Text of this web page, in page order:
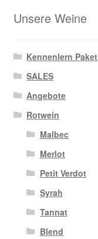
Unsere Weine
Kennenlern Paket
SALES
Angebote
Rotwein
Malbec
Merlot
Petit Verdot
Syrah
Tannat
Blend